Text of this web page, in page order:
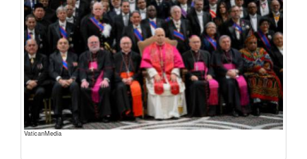
VaticanMedia